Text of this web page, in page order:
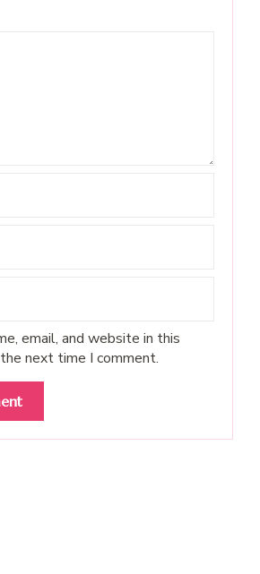
email, and website in this
next time I comment.